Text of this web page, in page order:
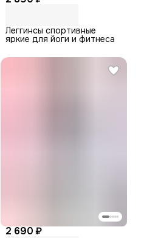
Леггинсы спортивные
яркие для йоги и фитнеса
2 690 ₽